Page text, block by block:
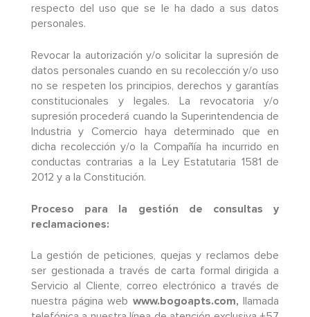
respecto del uso que se le ha dado a sus datos
personales.
Revocar la autorización y/o solicitar la supresión de
datos personales cuando en su recolección y/o uso
no se respeten los principios, derechos y garantías
constitucionales y legales. La revocatoria y/o
supresión procederá cuando la Superintendencia de
Industria y Comercio haya determinado que en
dicha recolección y/o la Compañía ha incurrido en
conductas contrarias a la Ley Estatutaria 1581 de
2012 y a la Constitución.
Proceso para la gestión de consultas y
reclamaciones:
La gestión de peticiones, quejas y reclamos debe
ser gestionada a través de carta formal dirigida a
Servicio al Cliente, correo electrónico a través de
nuestra página web www.bogoapts.com, llamada